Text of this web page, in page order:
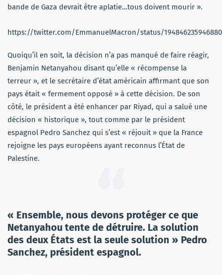
bande de Gaza devrait être aplatie…tous doivent mourir ».
https://twitter.com/EmmanuelMacron/status/
Quoiqu’il en soit, la décision n’a pas manqué de faire réagir,
Benjamin Netanyahou disant qu’elle « récompense la
terreur », et le secrétaire d’état américain affirmant que son
pays était « fermement opposé » à cette décision. De son
côté, le président a été enhancer par Riyad, qui a salué une
décision « historique », tout comme par le président
espagnol Pedro Sanchez qui s’est « réjouit » que la France
rejoigne les pays européens ayant reconnus l’État de
Palestine.
« Ensemble, nous devons protéger ce que
Netanyahou tente de détruire. La solution
des deux États est la seule solution » Pedro
Sanchez, président espagnol.